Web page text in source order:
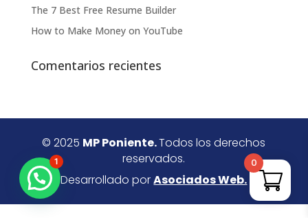
The 7 Best Free Resume Builder
How to Make Money on YouTube
Comentarios recientes
© 2025 MP Poniente.Todos los derechos
reservados.
Desarrollado porAsociados Web.
0
1